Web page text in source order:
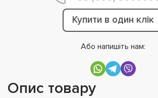
Купити в один клік
Або напишіть нам:
Опис товару